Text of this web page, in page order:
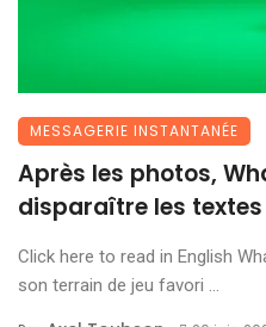
MESSAGERIE INSTANTANÉE
Après les photos,
disparaître les textes
Click here to read in English
son terrain de jeu favori ...